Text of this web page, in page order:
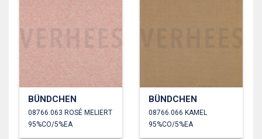
BÜNDCHEN
08766.063 ROSÉ MELIERT
95%CO/5%EA
BÜNDCHEN
08766.066 KAMEL
95%CO/5%EA